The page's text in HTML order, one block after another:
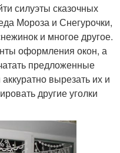
силуэты сказочных
Мороза и Снегурочки,
и многое другое.
оформления окон, а
предложенные
вырезать их и
другие уголки